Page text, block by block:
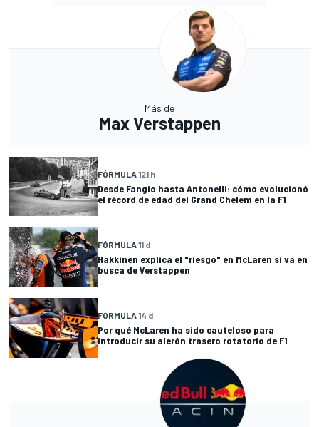
Más de
Max Verstappen
FÓRMULA 121 h
Desde Fangio hasta Antonelli: cómo evolucionó
el récord de edad del Grand Chelem en la F1
FÓRMULA 11 d
Hakkinen explica el "riesgo" en McLaren si va en
busca de Verstappen
FÓRMULA 14 d
Por qué McLaren ha sido cauteloso para
introducir su alerón trasero rotatorio de F1